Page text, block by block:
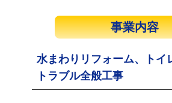
事業内容
水まわりリフォーム、トイ
トラブル全般工事